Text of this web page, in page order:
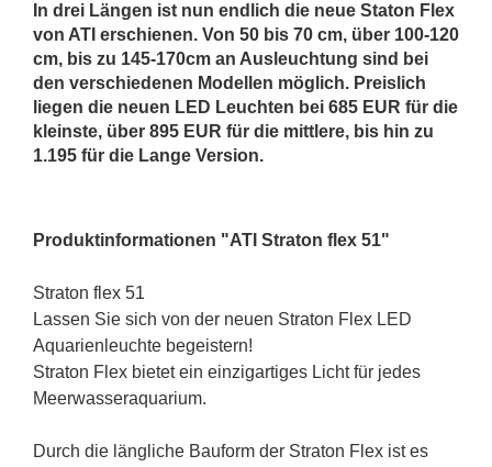
In drei Längen ist nun endlich die neue Staton Flex
von ATI erschienen. Von 50 bis 70 cm, über 100-120
cm, bis zu 145-170cm an Ausleuchtung sind bei
den verschiedenen Modellen möglich. Preislich
liegen die neuen LED Leuchten bei 685 EUR für die
kleinste, über 895 EUR für die mittlere, bis hin zu
1.195 für die Lange Version.
Produktinformationen "ATI Straton flex 51"
Straton flex 51
Lassen Sie sich von der neuen Straton Flex LED
Aquarienleuchte begeistern!
Straton Flex bietet ein einzigartiges Licht für jedes
Meerwasseraquarium.
Durch die längliche Bauform der Straton Flex ist es